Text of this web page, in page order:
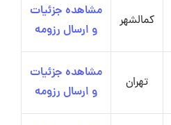
کمالشهر
مشاهده جزئیات
و ارسال رزومه
تهران
مشاهده جزئیات
و ارسال رزومه